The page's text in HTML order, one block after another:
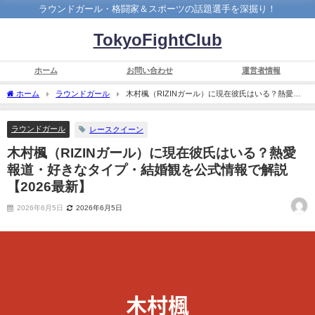
ラウンドガール・格闘家＆スポーツの話題選手を深掘り！
TokyoFightClub
ホーム お問い合わせ 運営者情報
ホーム ラウンドガール
木村楓（RIZINガール）に現在彼氏はいる？熱愛報
道・好きなタイプ・結婚観を公式情報で解説【2026最新】
ラウンドガール レースクイーン
木村楓（RIZINガール）に現在彼氏はいる？熱愛
報道・好きなタイプ・結婚観を公式情報で解説
【2026最新】
2026年6月5日 2026年6月5日